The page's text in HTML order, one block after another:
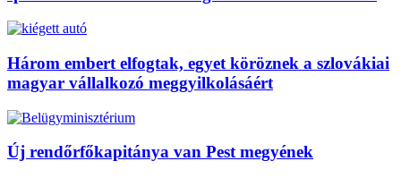
Három embert elfogtak, egyet köröznek a szlovákiai
magyar vállalkozó meggyilkolásáért
Új rendőrfőkapitánya van Pest megyének